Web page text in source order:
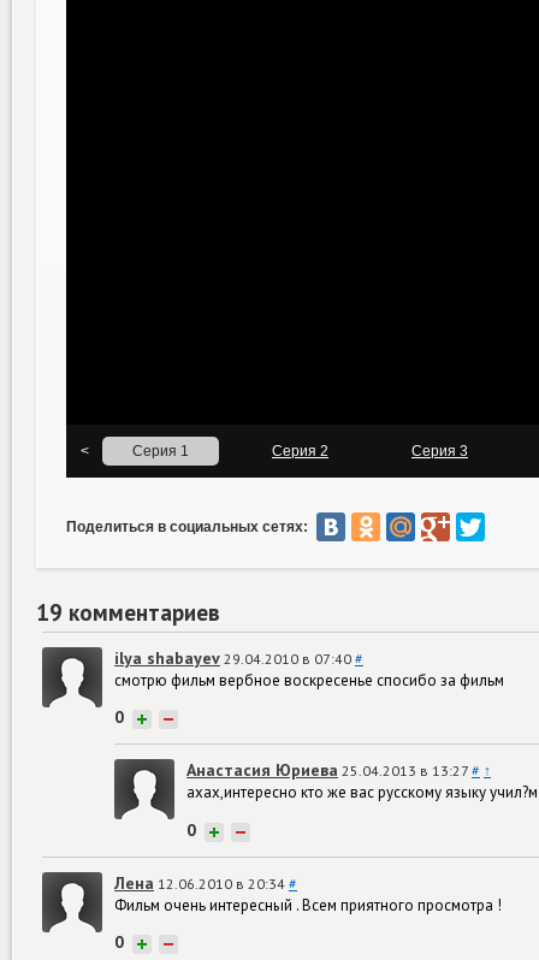
Поделиться в социальных сетях:
19 комментариев
ilya shabayev 29.04.2010 в 07:40 #
смотрю фильм вербное воскресенье спосибо за фильм
0 + −
Анастасия Юриева 25.04.2013 в 13:27 # ↑
ахах,интересно кто же вас русскому языку
0 + −
Лена 12.06.2010 в 20:34 #
Фильм очень интересный . Всем приятного просмотра !
0 + −